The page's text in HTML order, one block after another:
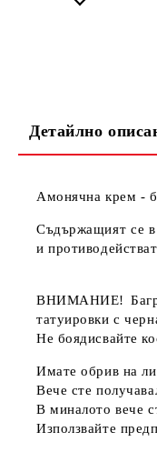
Детайлно
Амонячна крем -
Съдържащият се в
и
ВНИМАНИЕ!
татуировки с
Не боядисвайте
Имате обрив на
Вече сте
В миналото вече
Използвайте